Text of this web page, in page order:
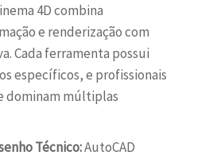
4D combina
e renderização com
Cada ferramenta possui
específicos, e profissionais
dominam múltiplas
Técnico:AutoCAD